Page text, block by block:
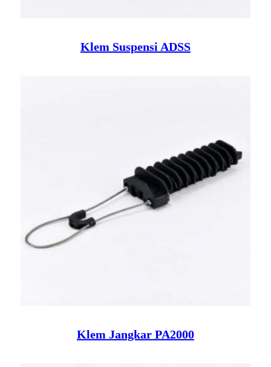
Klem Suspensi ADSS
Klem Jangkar PA2000